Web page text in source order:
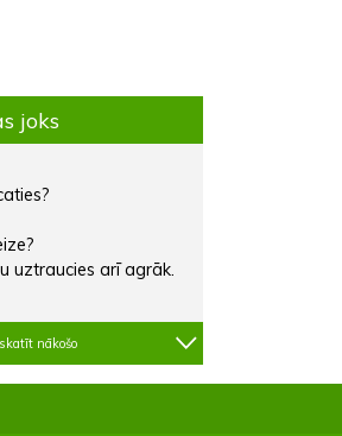
joks
uztraucies arī agrāk.
skatīt nākošo